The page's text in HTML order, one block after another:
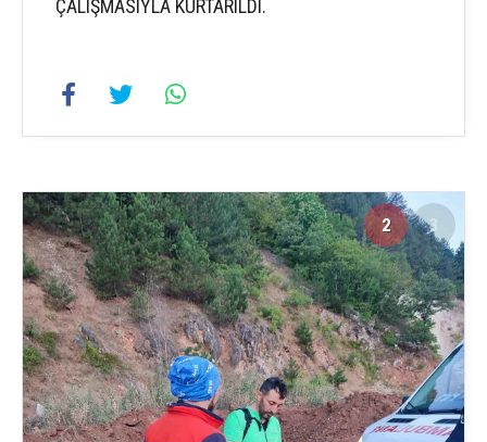
ÇALIŞMASIYLA KURTARILDI.
2 3